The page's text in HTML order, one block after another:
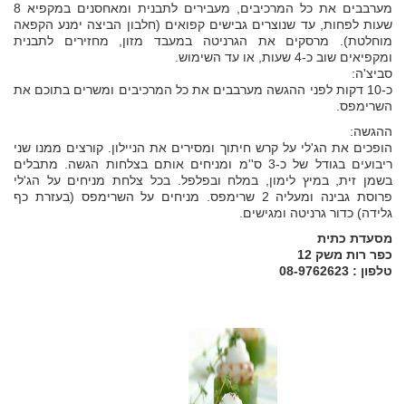
מערבבים את כל המרכיבים, מעבירים לתבנית ומאחסנים במקפיא 8
שעות לפחות, עד שנוצרים גבישים קפואים (חלבון הביצה ימנע הקפאה
מוחלטת). מרסקים את הגרניטה במעבד מזון, מחזירים לתבנית
ומקפיאים שוב כ-4 שעות, או עד השימוש.
סביצ'ה:
כ-10 דקות לפני ההגשה מערבבים את כל המרכיבים ומשרים בתוכם את
השרימפס.
ההגשה:
הופכים את הג'לי על קרש חיתוך ומסירים את הניילון. קורצים ממנו שני
ריבועים בגודל של כ-3 ס''מ ומניחים אותם בצלחות הגשה. מתבלים
בשמן זית, במיץ לימון, במלח ובפלפל. בכל צלחת מניחים על הג'לי
פרוסת גבינה ומעליה 2 שרימפס. מניחים על השרימפס (בעזרת כף
גלידה) כדור גרניטה ומגישים.
מסעדת כתית
כפר רות משק 12
טלפון : 08-9762623